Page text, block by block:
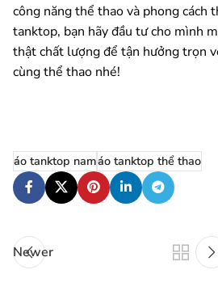
công năng thể thao và phong cách
tanktop, bạn hãy đầu tư cho mình
thật chất lượng để tận hưởng trọn
cùng thể thao nhé!
áo tanktop namáo tanktop thể thao
Newer